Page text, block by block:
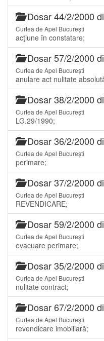
Dosar 44/2/2000
Curtea de Apel București
acţiune în constatare;
Dosar 57/2/2000
Curtea de Apel București
anulare act nulitate
Dosar 38/2/2000
Curtea de Apel București
LG.29/1990;
Dosar 36/2/2000
Curtea de Apel București
perimare;
Dosar 37/2/2000
Curtea de Apel București
REVENDICARE;
Dosar 59/2/2000
Curtea de Apel București
evacuare perimare;
Dosar 35/2/2000
Curtea de Apel București
nulitate contract;
Dosar 67/2/2000
Curtea de Apel București
revendicare imobiliară;